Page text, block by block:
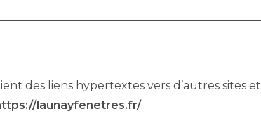
des liens hypertextes vers d’autres sites
launayfenetres.fr/.